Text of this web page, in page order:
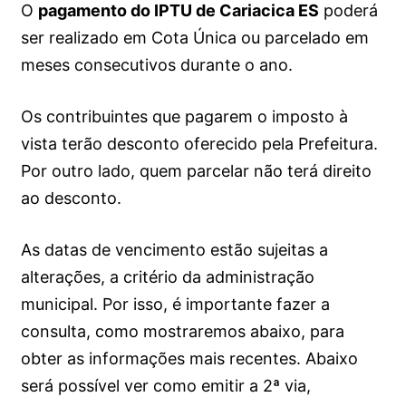
O pagamento do IPTU de Cariacica ES poderá
ser realizado em Cota Única ou parcelado em
meses consecutivos durante o ano.
Os contribuintes que pagarem o imposto à
vista terão desconto oferecido pela Prefeitura.
Por outro lado, quem parcelar não terá direito
ao desconto.
As datas de vencimento estão sujeitas a
alterações, a critério da administração
municipal. Por isso, é importante fazer a
consulta, como mostraremos abaixo, para
obter as informações mais recentes. Abaixo
será possível ver como emitir a 2ª via,